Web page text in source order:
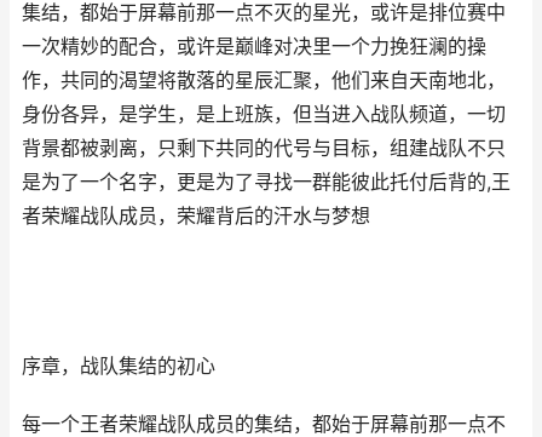
集结，都始于屏幕前那一点不灭的星光，或许是排位赛中
一次精妙的配合，或许是巅峰对决里一个力挽狂澜的操
作，共同的渴望将散落的星辰汇聚，他们来自天南地北，
身份各异，是学生，是上班族，但当进入战队频道，一切
背景都被剥离，只剩下共同的代号与目标，组建战队不只
是为了一个名字，更是为了寻找一群能彼此托付后背的,王
者荣耀战队成员，荣耀背后的汗水与梦想
序章，战队集结的初心
每一个王者荣耀战队成员的集结，都始于屏幕前那一点不